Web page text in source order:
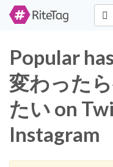
Popular
変わった
たい on
Instagram